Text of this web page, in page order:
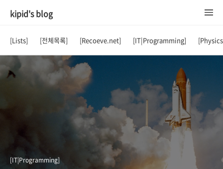
kipid's blog
[Lists] [전체목록] [Recoeve.net] [IT|Programming]
[IT|Programming]